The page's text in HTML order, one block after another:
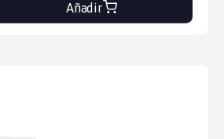
Añadir